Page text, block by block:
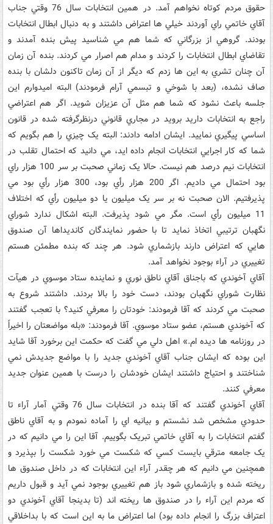
حقوق مردم کوتاه نخواهم آمد. در همين انتخابات سال 76 وقتي جناب
آقاي خاتمي راي آوردند خيلي ها اعتراض داشتند و به دنبال ابطال انتخابات
بودند. گروهي از بزرگاني که شما هم مي شناسيد پيش بنده آمدند و
تقاضاي ابطال انتخابات را کردند و مدام هم اصرار مي کردند. بنده آن زمان
آن چنان تشري به اين ها زدم که ديگر از آن زمان تاکنون دلشان با بنده
صاف نشده، (بعد با شوخي و تبسمي آرام فرمودند) البته اميدوارم اين
جلسه باعث نشود که شما هم مثل آن عزيزان شويد. اگر هم اعتراضي
راجع به انتخابات داريد برويد در مجاري قانوني درنظرگرفته شده در قانون
اساسي پيگيري نماييد. ايشان ادامه دادند: البته يک چيزي را هم بگويم که
شما که کار اجرايي انتخابات انجام داده ايد، مي دانيد که احتمال تقلب در
انتخابات نيم درصد هم نيست. حالا يک زماني صحبت بر سر 100 هزار راي
بود احتمال مي داديم. اگر 200 هزار رأي بود، 300 هزار رأي بود مي
پذيرفتيم. الان صحبت نه بر سر يک ميليون يا دو ميليون رأي که اختلاف
11 ميليون رأي است. مگر مي شود پذيرفت. البته اشکال ندارد شوراي
نگهبان ترتيبي اتخاذ نمايد تا با حضور نمايندگان کانديداها آن صندوق
هايي که اعتراض دارند بازشماري شود. هر چند که بنده مطمئن هستم
تغييري در آراء بوجود نخواهد آمد.
آقاي آخوندي که باجناق آقاي ناطق نوري و نماينده ستاد موسوي در هيآت
نظارت شوراي نگهبان بودند، دست خود را بالا بردند. داشتند شروع به
صحبت مي کردند که آقا فرمودند: خودتان را معرفي کنيد؟ با تعجب گفتند
که آخوندي هستم، عضو ستاد موسوي. آقا فرمودند: «بله مواضعتان را اخيراً
در روزنامه ها ديده ام.» اهل دلي مي گفت که حکمت اين برخورد آقا شايد
اين بوده که ايشان جناب آقاي آخوندي جديد را با مواضع جديدش نمي
شناختند و احتياج داشتند ايشان خودشان را درست با همين عنوان جديد
معرفي کنند.
آقاي آخوندي گفتند که آقا بنده در انتخابات سال 76 وقتي آمار آراء تا
حدودي مشخص شد نشستم و بيانيه اي را آماده نمودم و به آقاي ناطق
گفتم انتخابات را به آقاي خاتمي تبريک بگوييم. آقا اين را مي دانيم که در
يک جامعه مترقي بايست کسي که شکست مي خورد شکست را بپذيرد و
همچنين مي دانيم که هر چقدر آراء اين انتخابات که در داخل صندوق ها
ريخته شده و بازشماري شود باز هم تغييري بوجود نمي آيد و قبول داريم
که مردم اين آراء را در صندوق ها ريخته اند (تا بدينجا آقاي آخوندي دو
اعتراف بزرگ را انجام داده بود) اما اعتراض ما به اين است که با بداخلاقي